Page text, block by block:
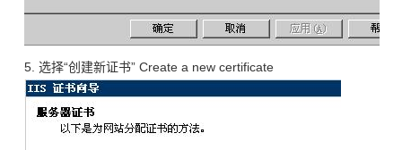
5. 选择“创建新证书” Create a new certificate